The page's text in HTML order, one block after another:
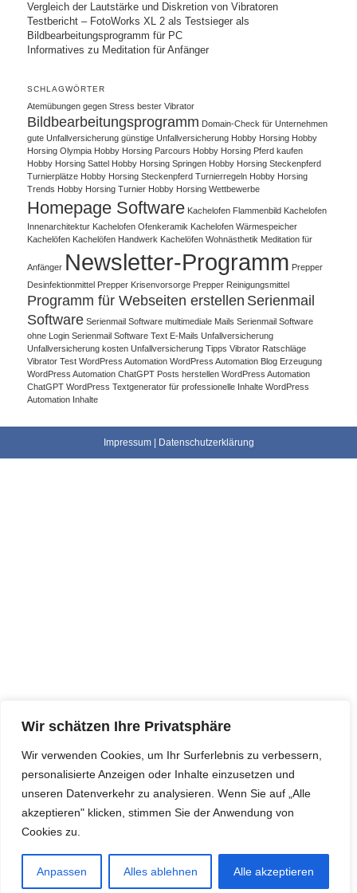
Wir schätzen Ihre Privatsphäre
Wir verwenden Cookies, um Ihr Surferlebnis zu verbessern,
personalisierte Anzeigen oder Inhalte einzusetzen und
unseren Datenverkehr zu analysieren. Wenn Sie auf „Alle
akzeptieren" klicken, stimmen Sie der Anwendung von
Cookies zu.
Anpassen Alles ablehnen Alle akzeptieren
Vergleich der Lautstärke und Diskretion von Vibratoren
Testbericht – FotoWorks XL 2 als Testsieger als
Bildbearbeitungsprogramm für PC
Informatives zu Meditation für Anfänger
SCHLAGWÖRTER
Atemübungen gegen Stress bester Vibrator
Bildbearbeitungsprogramm Domain-Check für Unternehmen
gute Unfallversicherung günstige Unfallversicherung Hobby Horsing Hobby
Horsing Olympia Hobby Horsing Parcours Hobby Horsing Pferd kaufen
Hobby Horsing Sattel Hobby Horsing Springen Hobby Horsing Steckenpferd
Turnierplätze Hobby Horsing Steckenpferd Turnierregeln Hobby Horsing
Trends Hobby Horsing Turnier Hobby Horsing Wettbewerbe
Homepage Software Kachelofen Flammenbild Kachelofen
Innenarchitektur Kachelofen Ofenkeramik Kachelofen Wärmespeicher
Kachelöfen Kachelöfen Handwerk Kachelöfen Wohnästhetik Meditation für
Anfänger Newsletter-Programm Prepper
Desinfektionmittel Prepper Krisenvorsorge Prepper Reinigungsmittel
Programm für Webseiten erstellen Serienmail
Software Serienmail Software multimediale Mails Serienmail Software
ohne Login Serienmail Software Text E-Mails Unfallversicherung
Unfallversicherung kosten Unfallversicherung Tipps Vibrator Ratschläge
Vibrator Test WordPress Automation WordPress Automation Blog Erzeugung
WordPress Automation ChatGPT Posts herstellen WordPress Automation
ChatGPT WordPress Textgenerator für professionelle Inhalte WordPress
Automation Inhalte
Impressum| Datenschutzerklärung